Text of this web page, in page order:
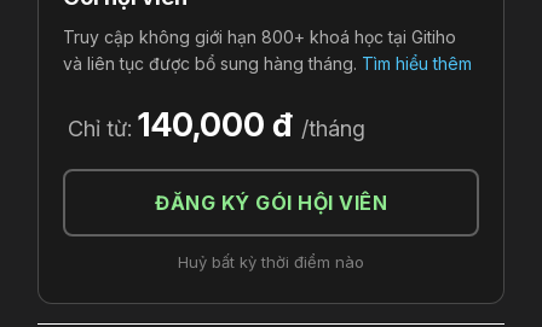
Truy cập không giới hạn 800+ khoá học tại Gitiho
và liên tục được bổ sung hàng tháng. Tìm hiểu thêm
Chỉ từ: 140,000 đ /tháng
ĐĂNG KÝ GÓI HỘI VIÊN
Huỷ bất kỳ thời điểm nào